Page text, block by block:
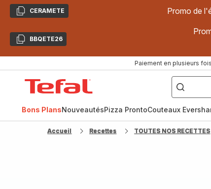
CopierCERAMETE Promo de
CopierBBQETE26
Paiement en plusieurs fois
["Poêles
inox,
Cake
Factory,
Bons PlansNouveautésPizza ProntoCouteaux
Accueil Recettes TOUTES NOS RECETTES